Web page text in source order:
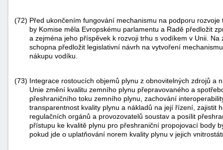
(72) Před ukončením fungování mechanismu na podporu
by Komise měla Evropskému parlamentu a Radě předložit
a zejména jeho příspěvek k rozvoji trhu s vodíkem v Unii.
schopna předložit legislativní návrh na vytvoření
nákupu vodíku.
(73) Integrace rostoucích objemů plynu z obnovitelných zdrojů a
Unie změní kvalitu zemního plynu přepravovaného a
přeshraničního toku zemního plynu, zachování
transparentnost kvality plynu a nákladů na její řízení, zajistit
regulačních orgánů a provozovatelů soustav a posílit
přístupu ke kvalitě plynu pro přeshraniční propojovací body
pokud jde o uplatňování norem kvality plynu v jejich